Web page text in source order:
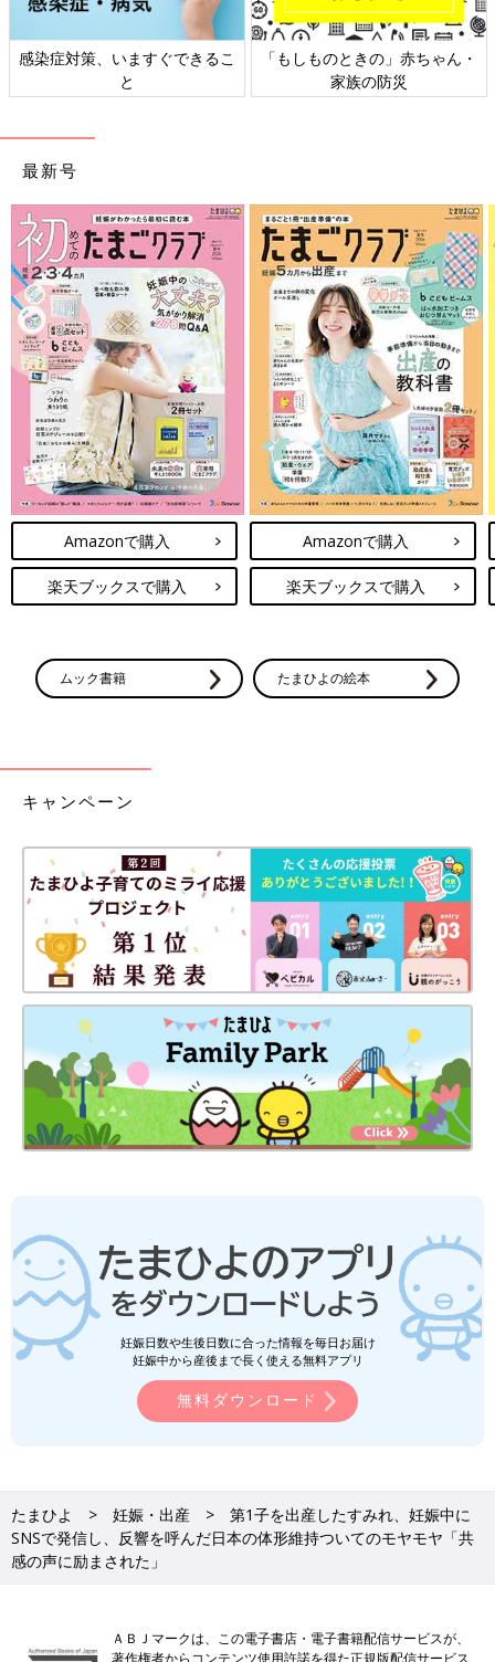
感染症対策、いますぐできるこ
と
「もしものときの」赤ちゃん・
家族の防災
最新号
Amazonで購入
楽天ブックスで購入
Amazonで購入
楽天ブックスで購入
ムック書籍 たまひよの絵本
キャンペーン
妊娠日数や生後日数に合った情報を毎日お届け
妊娠中から産後まで長く使える無料アプリ
無料ダウンロード
たまひよ 妊娠・出産
第1子を出産したすみれ、妊娠中に
SNSで発信し、反響を呼んだ日本の体形維持ついてのモヤモヤ「共
感の声に励まされた」
ＡＢＪマークは、この電子書店・電子書籍配信サービスが、
著作権者からコンテンツ使用許諾を得た正規版配信サービス